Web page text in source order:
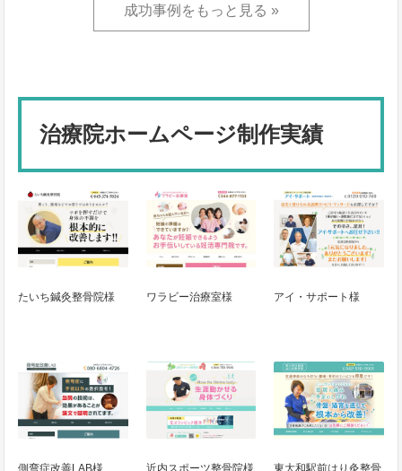
成功事例をもっと見る »
治療院ホームページ制作実績
たいち鍼灸整骨院様 ワラビー治療室様 アイ・サポート様
側弯症改善LAB様 近内スポーツ整骨院様 東大和駅前はり灸整骨